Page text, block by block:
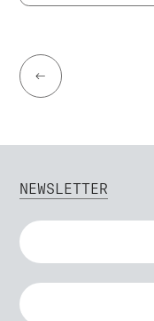
←
NEWSLETTER